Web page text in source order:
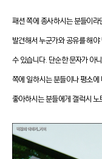
패션 쪽에 종사하시는 분들이
발견해서 누군가와 공유를 해야
수 있습니다. 단순한 문자가 아
쪽에 일하시는 분들이나 평소
좋아하시는 분들에게 갤럭시